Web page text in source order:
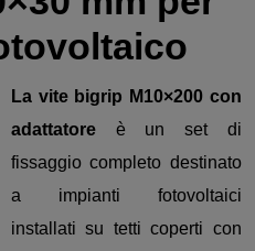
La vite bigrip M10×200 con
adattatoreè un set di
fissaggio completo destinato
a impianti fotovoltaici
installati su tetti coperti con